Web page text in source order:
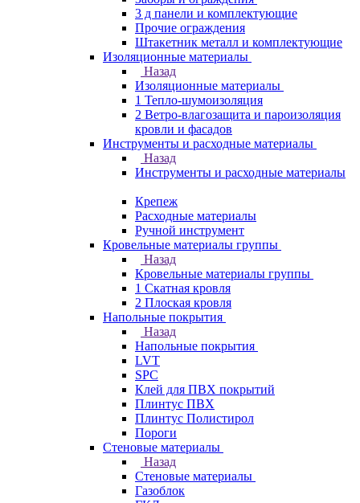
3 д панели и комплектующие
Прочие ограждения
Штакетник металл и комплектующие
Изоляционные материалы
Назад
Изоляционные материалы
1 Тепло-шумоизоляция
2 Ветро-влагозащита и пароизоляция
кровли и фасадов
Инструменты и расходные материалы
Назад
Инструменты и расходные материалы
Крепеж
Расходные материалы
Ручной инструмент
Кровельные материалы группы
Назад
Кровельные материалы группы
1 Скатная кровля
2 Плоская кровля
Напольные покрытия
Назад
Напольные покрытия
LVT
SPC
Клей для ПВХ покрытий
Плинтус ПВХ
Плинтус Полистирол
Пороги
Стеновые материалы
Назад
Стеновые материалы
Газоблок